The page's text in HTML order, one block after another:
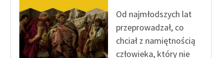
Zespół
Zasady wykorzystania
Od najmłodszych lat
przeprowadzał, co
chciał z namiętnością
człowieka, który nie